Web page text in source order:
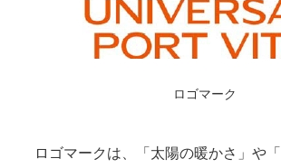
ロゴマーク
ロゴマークは、「太陽の暖かさ」や